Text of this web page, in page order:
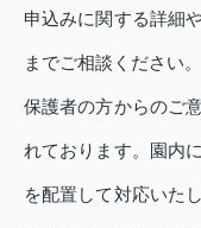
申込みに関する詳細
までご相談ください。
保護者の方からのご
れております。園内
を配置して対応いた